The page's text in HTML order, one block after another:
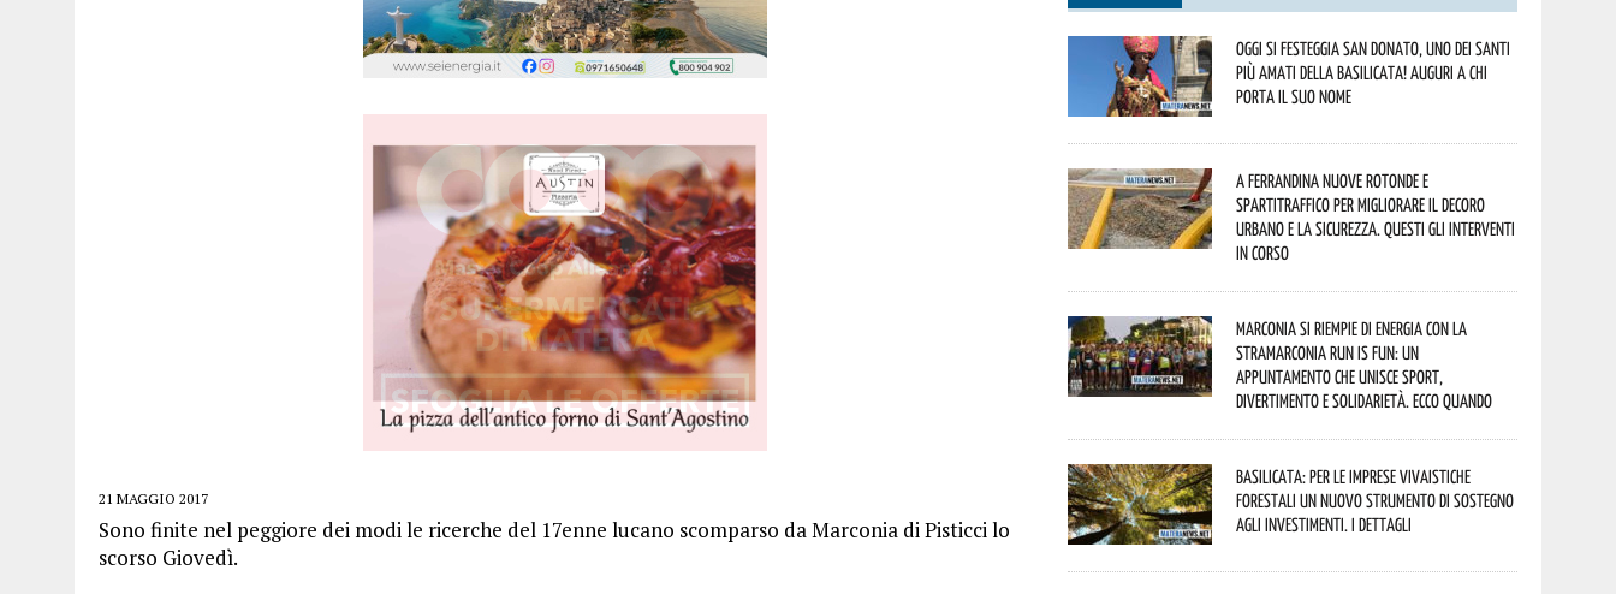
21 MAGGIO 2017
Sono finite nel peggiore dei modi le ricerche del 17enne lucano scomparso da Marconia di Pisticci lo
scorso Giovedì.
Oggi si festeggia San Donato, uno dei Santi
più amati della Basilicata! Auguri a chi
porta il suo nome
A Ferrandina nuove rotonde e
spartitraffico per migliorare il decoro
urbano e la sicurezza. Questi gli interventi
in corso
Marconia si riempie di energia con la
StraMarconia Run is Fun: un
appuntamento che unisce sport,
divertimento e solidarietà. Ecco quando
Basilicata: per le imprese vivaistiche
forestali un nuovo strumento di sostegno
agli investimenti. I dettagli